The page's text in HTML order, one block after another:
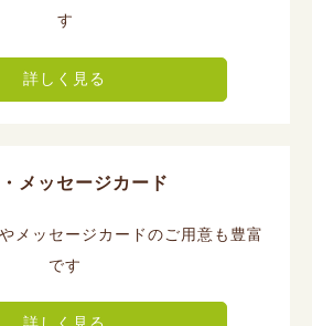
す
詳しく見る
メッセージカード
メッセージカードのご用意も豊富
です